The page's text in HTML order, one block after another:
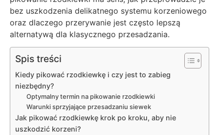
bez uszkodzenia delikatnego systemu korzeniowego
oraz dlaczego przerywanie jest często lepszą
alternatywą dla klasycznego przesadzania.
Spis treści
Kiedy pikować rzodkiewkę i czy jest to zabieg
niezbędny?
Optymalny termin na pikowanie rzodkiewki
Warunki sprzyjające przesadzaniu siewek
Jak pikować rzodkiewkę krok po kroku, aby nie
uszkodzić korzeni?